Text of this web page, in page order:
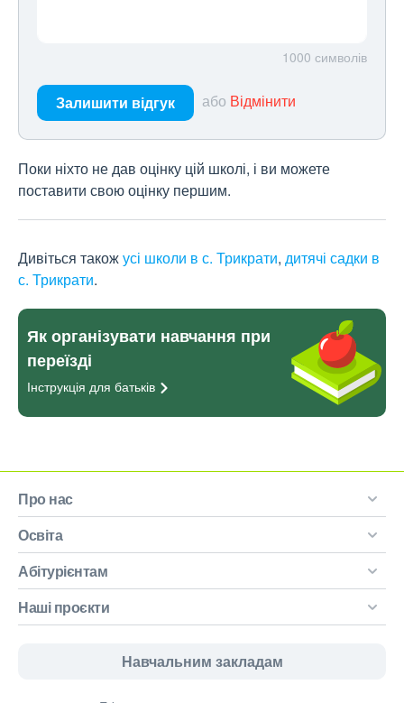
1000 символів
Залишити відгук або Відмінити
Поки ніхто не дав оцінку цій школі, і ви можете
поставити свою оцінку першим.
Дивіться такожусі школи в с. Трикрати, дитячі садки в
с. Трикрати.
Як організувати навчання при
переїзді
Інструкція для батьків
Про нас
Освіта
Абітурієнтам
Наші проєкти
Навчальним закладам